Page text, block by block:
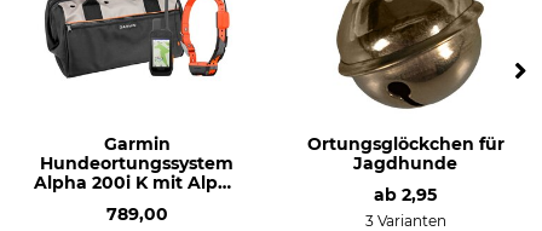
Garmin
Hundeortungssystem
Alpha 200i K mit Alpha
789,00
Ortungsglöckchen für
Jagdhunde
ab 2,95
3 Varianten